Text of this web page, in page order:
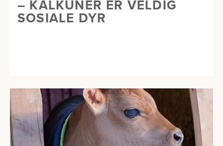
– KALKUNER ER VELDIG
SOSIALE DYR